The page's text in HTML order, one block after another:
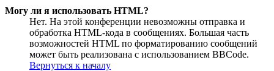
Могу ли я использовать HTML?
Нет. На этой конференции невозможны отправка и
обработка HTML-кода в сообщениях. Большая часть
возможностей HTML по форматированию сообщений
может быть реализована с использованием BBCode.
Вернуться к началу